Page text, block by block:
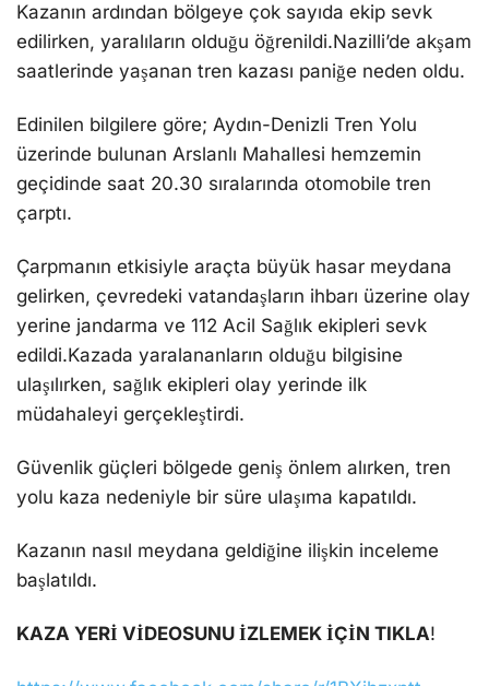
Kazanın ardından bölgeye çok sayıda ekip sevk
edilirken, yaralıların olduğu öğrenildi.Nazilli’de akşam
saatlerinde yaşanan tren kazası paniğe neden oldu.
Edinilen bilgilere göre; Aydın-Denizli Tren Yolu
üzerinde bulunan Arslanlı Mahallesi hemzemin
geçidinde saat 20.30 sıralarında otomobile tren
çarptı.
Çarpmanın etkisiyle araçta büyük hasar meydana
gelirken, çevredeki vatandaşların ihbarı üzerine olay
yerine jandarma ve 112 Acil Sağlık ekipleri sevk
edildi.Kazada yaralananların olduğu bilgisine
ulaşılırken, sağlık ekipleri olay yerinde ilk
müdahaleyi gerçekleştirdi.
Güvenlik güçleri bölgede geniş önlem alırken, tren
yolu kaza nedeniyle bir süre ulaşıma kapatıldı.
Kazanın nasıl meydana geldiğine ilişkin inceleme
başlatıldı.
KAZA YERİ VİDEOSUNU İZLEMEK İÇİN TIKLA!